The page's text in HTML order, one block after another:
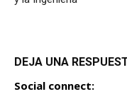
DEJA UNA
Social connect: